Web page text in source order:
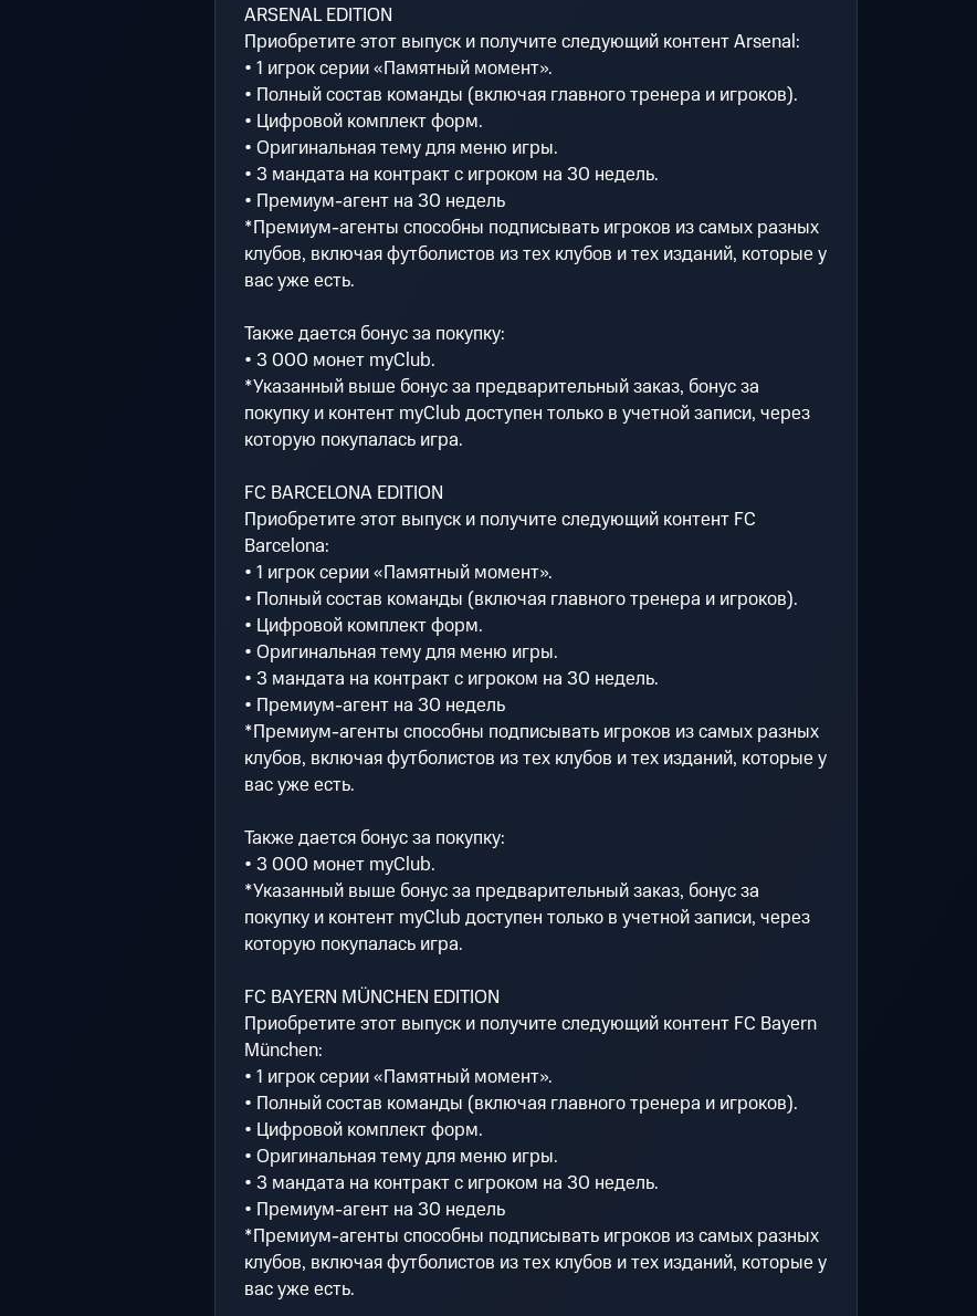
ARSENAL EDITION
Приобретите этот выпуск и получите следующий контент Arsenal:
• 1 игрок серии «Памятный момент».
• Полный состав команды (включая главного тренера и игроков).
• Цифровой комплект форм.
• Оригинальная тему для меню игры.
• 3 мандата на контракт с игроком на 30 недель.
• Премиум-агент на 30 недель
*Премиум-агенты способны подписывать игроков из самых разных
клубов, включая футболистов из тех клубов и тех изданий, которые у
вас уже есть.
Также дается бонус за покупку:
• 3 000 монет myClub.
*Указанный выше бонус за предварительный заказ, бонус за
покупку и контент myClub доступен только в учетной записи, через
которую покупалась игра.
FC BARCELONA EDITION
Приобретите этот выпуск и получите следующий контент FC
Barcelona:
• 1 игрок серии «Памятный момент».
• Полный состав команды (включая главного тренера и игроков).
• Цифровой комплект форм.
• Оригинальная тему для меню игры.
• 3 мандата на контракт с игроком на 30 недель.
• Премиум-агент на 30 недель
*Премиум-агенты способны подписывать игроков из самых разных
клубов, включая футболистов из тех клубов и тех изданий, которые у
вас уже есть.
Также дается бонус за покупку:
• 3 000 монет myClub.
*Указанный выше бонус за предварительный заказ, бонус за
покупку и контент myClub доступен только в учетной записи, через
которую покупалась игра.
FC BAYERN MÜNCHEN EDITION
Приобретите этот выпуск и получите следующий контент FC Bayern
München:
• 1 игрок серии «Памятный момент».
• Полный состав команды (включая главного тренера и игроков).
• Цифровой комплект форм.
• Оригинальная тему для меню игры.
• 3 мандата на контракт с игроком на 30 недель.
• Премиум-агент на 30 недель
*Премиум-агенты способны подписывать игроков из самых разных
клубов, включая футболистов из тех клубов и тех изданий, которые у
вас уже есть.